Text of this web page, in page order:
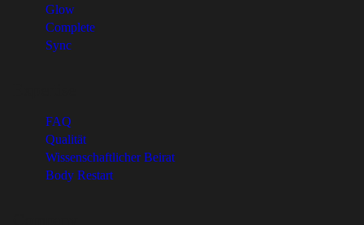
Glow
Complete
Sync
FAQ
Qualität
Wissenschaftlicher Beirat
Body Restart